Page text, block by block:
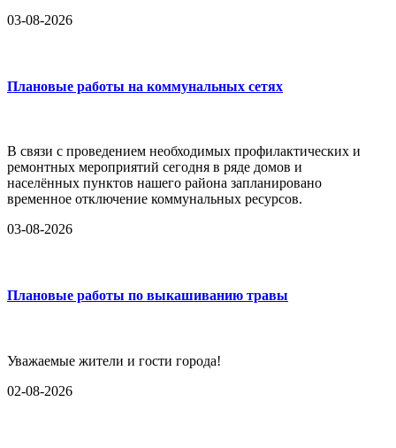
03-08-2026
Плановые работы на коммунальных сетях
В связи с проведением необходимых профилактических и
ремонтных мероприятий сегодня в ряде домов и
населённых пунктов нашего района запланировано
временное отключение коммунальных ресурсов.
03-08-2026
Плановые работы по выкашиванию травы
Уважаемые жители и гости города!
02-08-2026